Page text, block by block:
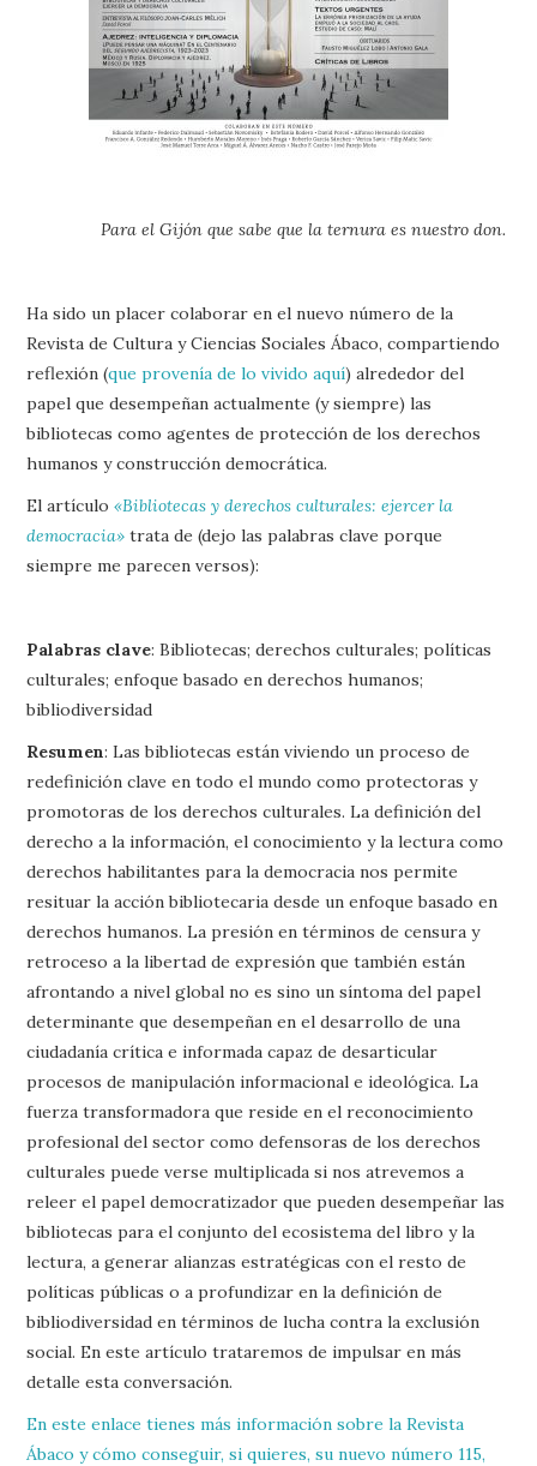
Para el Gijón que sabe que la ternura es nuestro don.
Ha sido un placer colaborar en el nuevo número de la
Revista de Cultura y Ciencias Sociales Ábaco, compartiendo
reflexión (que provenía de lo vivido aquí) alrededor del
papel que desempeñan actualmente (y siempre) las
bibliotecas como agentes de protección de los derechos
humanos y construcción democrática.
El artículo«Bibliotecas y derechos culturales: ejercer la
democracia»trata de (dejo las palabras clave porque
siempre me parecen versos):
Palabras clave: Bibliotecas; derechos culturales; políticas
culturales; enfoque basado en derechos humanos;
bibliodiversidad
Resumen: Las bibliotecas están viviendo un proceso de
redefinición clave en todo el mundo como protectoras y
promotoras de los derechos culturales. La definición del
derecho a la información, el conocimiento y la lectura como
derechos habilitantes para la democracia nos permite
resituar la acción bibliotecaria desde un enfoque basado en
derechos humanos. La presión en términos de censura y
retroceso a la libertad de expresión que también están
afrontando a nivel global no es sino un síntoma del papel
determinante que desempeñan en el desarrollo de una
ciudadanía crítica e informada capaz de desarticular
procesos de manipulación informacional e ideológica. La
fuerza transformadora que reside en el reconocimiento
profesional del sector como defensoras de los derechos
culturales puede verse multiplicada si nos atrevemos a
releer el papel democratizador que pueden desempeñar las
bibliotecas para el conjunto del ecosistema del libro y la
lectura, a generar alianzas estratégicas con el resto de
políticas públicas o a profundizar en la definición de
bibliodiversidad en términos de lucha contra la exclusión
social. En este artículo trataremos de impulsar en más
detalle esta conversación.
En este enlace tienes más información sobre la Revista
Ábaco y cómo conseguir, si quieres, su nuevo número 115,